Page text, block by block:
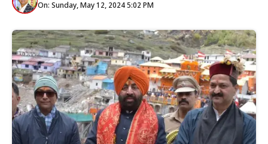
On: Sunday, May 12, 2024 5:02 PM